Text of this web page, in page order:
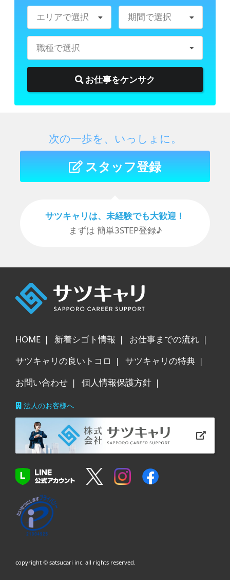
エリアで選択 期間で選択
職種で選択
お仕事をケンサク
次の一歩を、いっしょに。
スタッフ登録
サツキャリは、未経験でも⼤歓迎！
まずは 簡単3STEP登録♪
HOME 新着シゴト情報
お仕事までの流れ
サツキャリの良いトコロ
サツキャリの特典
お問い合わせ
個人情報保護方針
法人のお客様へ
copyright © satsucari inc. all rights reserved.